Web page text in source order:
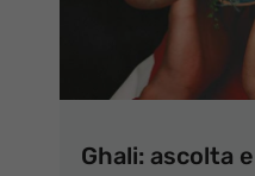
Ghali: ascolta